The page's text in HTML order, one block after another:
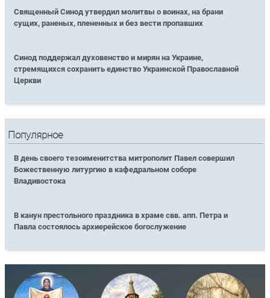
Священный Синод утвердил молитвы о воинах, на брани
сущих, раненых, плененных и без вести пропавших
Синод поддержал духовенство и мирян на Украине,
стремящихся сохранить единство Украинской Православной
Церкви
Популярное
В день своего тезоименитства митрополит Павел совершил
Божественную литургию в кафедральном соборе
Владивостока
В канун престольного праздника в храме свв. апп. Петра и
Павла состоялось архиерейское богослужение